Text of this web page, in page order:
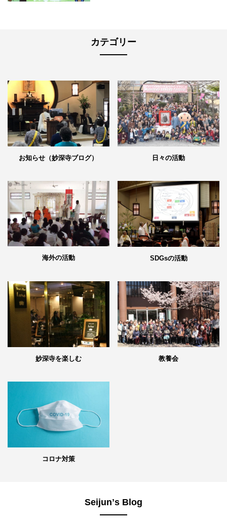
カテゴリー
お知らせ（妙深寺ブログ） 日々の活動
海外の活動 SDGsの活動
妙深寺を楽しむ 教養会
コロナ対策
Seijunʼs Blog